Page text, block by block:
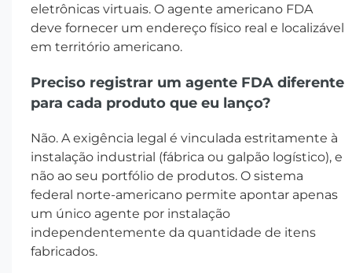
eletrônicas virtuais. O agente americano FDA
deve fornecer um endereço físico real e localizável
em território americano.
Preciso registrar um agente FDA diferente
para cada produto que eu lanço?
Não. A exigência legal é vinculada estritamente à
instalação industrial (fábrica ou galpão logístico), e
não ao seu portfólio de produtos. O sistema
federal norte-americano permite apontar apenas
um único agente por instalação
independentemente da quantidade de itens
fabricados.